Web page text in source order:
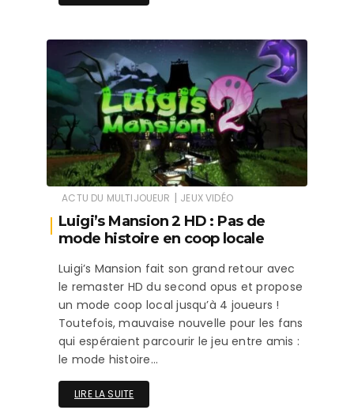
ACTU DU MULTIJOUEUR | JEUX VIDÉO
Luigi’s Mansion 2 HD : Pas de
mode histoire en coop locale
Luigi’s Mansion fait son grand retour avec
le remaster HD du second opus et propose
un mode coop local jusqu’à 4 joueurs !
Toutefois, mauvaise nouvelle pour les fans
qui espéraient parcourir le jeu entre amis :
le mode histoire…
LIRE LA SUITE